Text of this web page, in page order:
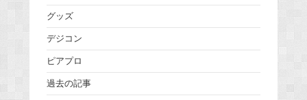
グッズ
デジコン
ピアプロ
過去の記事